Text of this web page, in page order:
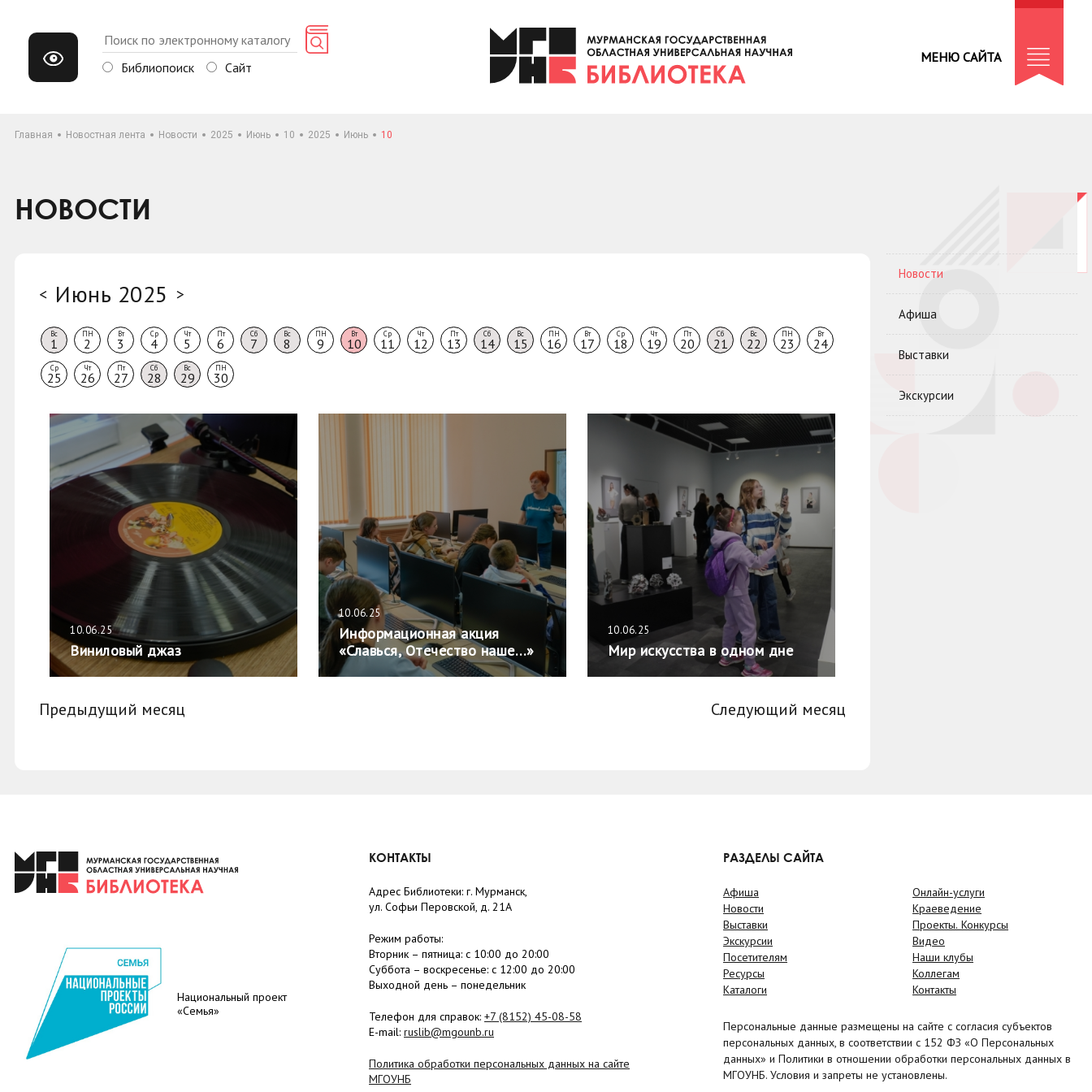
Библиопоиск Сайт
МЕНЮ САЙТА
Главная Новостная лента Новости 2025 Июнь 10 2025 Июнь 10
НОВОСТИ
< Июнь 2025 >
Вс
1
ПН
2
Вт
3
Ср
4
Чт
5
Пт
6
Сб
7
Вс
8
ПН
9
Вт
10
Ср
11
Чт
12
Пт
13
Сб
14
Вс
15
ПН
16
Вт
17
Ср
18
Чт
19
Пт
20
Сб
21
Вс
22
ПН
23
Вт
24
Ср
25
Чт
26
Пт
27
Сб
28
Вс
29
ПН
30
10.06.25
Виниловый джаз
10.06.25
Информационная акция
«Славься, Отечество наше…»
10.06.25
Мир искусства в одном дне
Предыдущий месяц Следующий месяц
Новости
Афиша
Выставки
Экскурсии
Национальный проект
«Семья»
КОНТАКТЫ
Адрес Библиотеки: г. Мурманск,
ул. Софьи Перовской, д. 21А
Режим работы:
Вторник – пятница: с 10:00 до 20:00
Суббота – воскресенье: c 12:00 до 20:00
Выходной день – понедельник
Телефон для справок: +7 (8152) 45-08-58
E-mail: ruslib@mgounb.ru
Политика обработки персональных данных на сайте
МГОУНБ
РАЗДЕЛЫ САЙТА
Афиша
Новости
Выставки
Экскурсии
Посетителям
Ресурсы
Каталоги
Онлайн-услуги
Краеведение
Проекты. Конкурсы
Видео
Наши клубы
Коллегам
Контакты
Персональные данные размещены на сайте с согласия субъектов
персональных данных, в соответствии с 152 ФЗ «О Персональных
данных» и Политики в отношении обработки персональных данных в
МГОУНБ. Условия и запреты не установлены.